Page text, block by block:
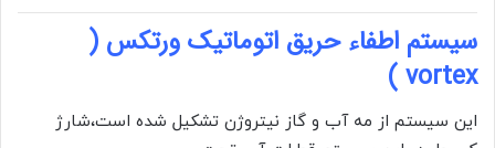
سیستم اطفاء حریق اتوماتیک ورتکس (
vortex )
این سیستم از مه آب و گاز نیتروژن تشکیل شده است،شارژ